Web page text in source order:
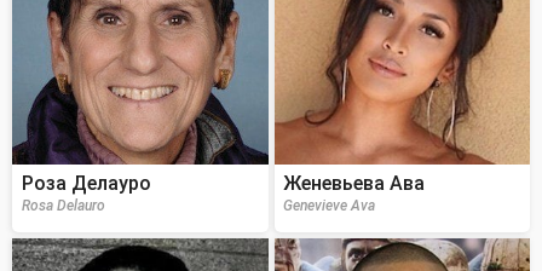
Роза Делауро
Rosa Delauro
Женевьева Ава
Genevieve Ava